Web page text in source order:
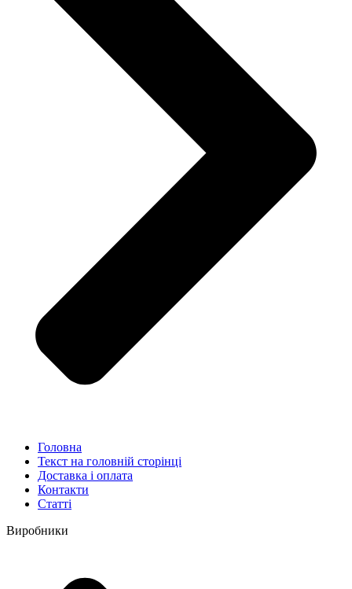
Головна
Текст на головній сторінці
Доставка і оплата
Контакти
Статті
Виробники